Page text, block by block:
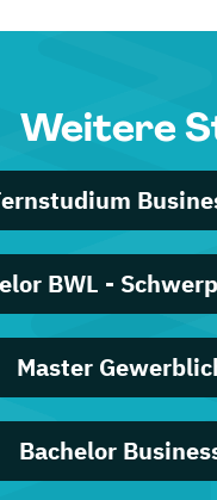
Weitere
BWL -
Master
Bachelor